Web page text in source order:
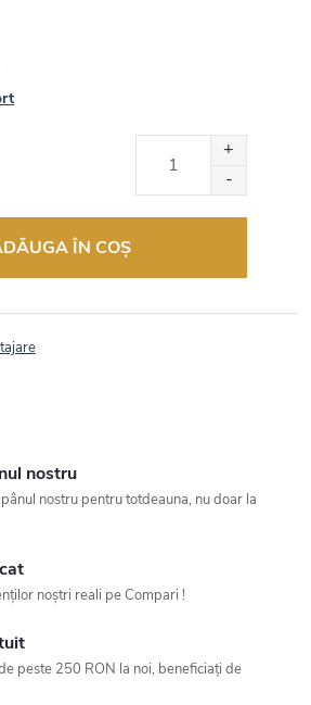
ÎN COŞ
nostru
nostru pentru totdeauna, nu doar la
noștri reali pe Compari !
peste 250 RON la noi, beneficiați de